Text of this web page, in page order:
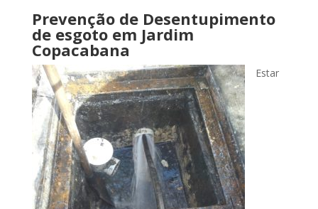
Prevenção de Desentupimento
de esgoto em Jardim
Copacabana
Estar